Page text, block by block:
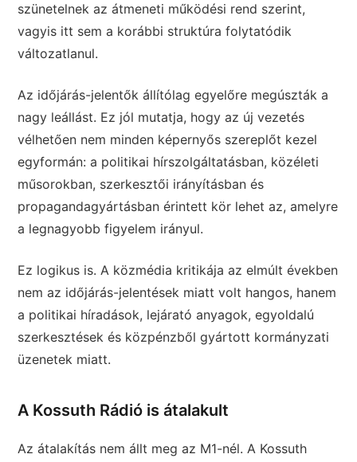
szünetelnek az átmeneti működési rend szerint,
vagyis itt sem a korábbi struktúra folytatódik
változatlanul.
Az időjárás-jelentők állítólag egyelőre megúszták a
nagy leállást. Ez jól mutatja, hogy az új vezetés
vélhetően nem minden képernyős szereplőt kezel
egyformán: a politikai hírszolgáltatásban, közéleti
műsorokban, szerkesztői irányításban és
propagandagyártásban érintett kör lehet az, amelyre
a legnagyobb figyelem irányul.
Ez logikus is. A közmédia kritikája az elmúlt években
nem az időjárás-jelentések miatt volt hangos, hanem
a politikai híradások, lejárató anyagok, egyoldalú
szerkesztések és közpénzből gyártott kormányzati
üzenetek miatt.
A Kossuth Rádió is átalakult
Az átalakítás nem állt meg az M1-nél. A Kossuth